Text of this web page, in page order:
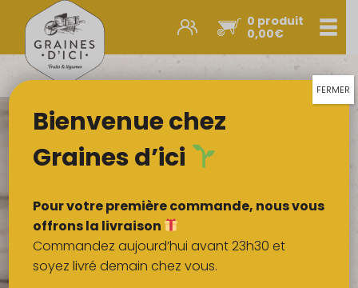
0 produit
0,00€
Promos et nouveautés
Légumes & œufs
Fruits
Viandes
Boulangerie
Crémerie
Poissons
Bienvenue chez
Graines d’ici
Pour votre première commande, nous vous
offrons la livraison
Commandez aujourd’hui avant 23h30 et
soyez livré demain chez vous.
FERMER